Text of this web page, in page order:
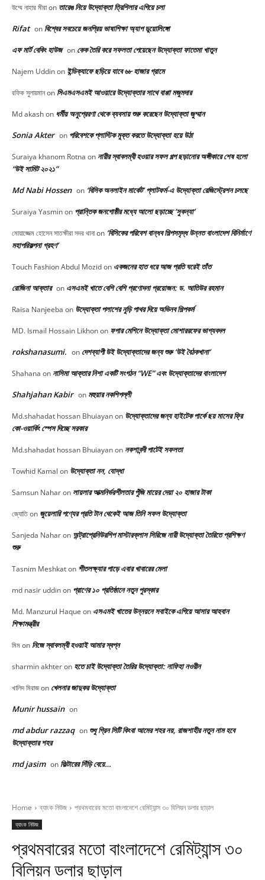
উম্মে নাহার মীরাon তারেঙ নিয়ে উদ্যোক্তা ত্রিশিলার এগিয়ে চলা
Rifat on বিশ্বের সবচেয়ে জনপ্রিয় ভাষাশিক্ষা অ্যাপ ডুয়োলিঙ্গো
এফ মার্ট বেকিং হাউজ on কেক তৈরি করে সফলতা পেয়েছেন উদ্যোক্তা ফাতেমা খাতুন
Najem Uddinon ইন্ডিক্যাফে ছড়িয়ে যাবে ৬৮ হাজার গ্রামে
রফিক সুলায়মানon সিএমএসএমই আওয়ারে উদ্যোক্তার সাথে বাপ্পা মজুমদার
Md akashon ধর্মীয় অনুপ্রেরণা থেকে ব্যবসায় শুরু করেছেন উদ্যোক্তা জুম্মান
Sonia Akter on পরিবেশকে প্লাস্টিক মুক্ত করতে উদ্যোক্তা হয়ে উঠা
Suraiya khanom Rotna on নারীর স্বাবলম্বী হওয়ার সফল গল্প ছড়ানোর অঙ্গীকারে শেষ হলো
“উই সামিট ২০২১”
Md Nabi Hossen on ‘বিসিক অনলাইন মার্কেট’ প্লাটফর্ম-এ উদ্যোক্তা রেজিস্ট্রেশন চলছে
Suraiya Yasminon প্রান্তিক জনগোষ্ঠীর মধ্যে আলো ছড়াচ্ছে ‘সুকন্যা’
মোয়াজ্জেম হোসেন সাতক্ষীরা সদর থানাon ‘বিসিকের পরিবেশ বান্ধব শিল্পসমৃদ্ধ উন্নত বাংলাদেশ বিনির্মাণে
মহাপরিকল্পনা গ্রহণ’
Touch Fashion Abdul Mozidon একজনের হাত ধরে আজ প্রতি ঘরেই তাঁত
রোজিনা আক্তার on এসএমই খাতে বেশি বেশি প্রণোদনা প্রয়োজন: ড. আতিউর রহমান
Raisa Nanjeeba on উদ্যোক্তা পলাশের নুড়ি পাথর দিয়ে অভিনব শিল্পকর্ম
MD. Ismail Hossain Likhonon ফগার মেশিনে উদ্যোক্তা মোশাররফের ভাগ্যবদল
rokshanasumi. on দেশব্যাপী উই উদ্যোক্তাদের জন্য শুরু ‘উই বৈঠকখানা’
Shahana on নাসিমা আক্তার নিশা একটি সংগঠন “WE” এবং উদ্যোক্তাদের বাংলাদেশ
Shahjahan Kabir on মহুয়ার নকশিপল্লী
Md.shahadat hossan Bhuiayanon উদ্যোক্তাদের জন্য হাইটেক পার্কে ছয় মাসের ফ্রি
কো-ওয়ার্কিং স্পেস দিচ্ছে সরকার
Md.shahadat hossan Bhuiayanon নকশাবন্দী পাটেই সফলতা
Towhid Kamal on উদ্যোক্তা নন, যোদ্ধা
Samsun Naharon লায়লার আত্মনির্ভরশীলতার পুঁজি মায়ের দেয়া ২০ হাজার টাকা
জ্যোতিon জুয়েলারি পণ্যের প্রতি টান থেকেই আজ তিনি সফল উদ্যোক্তা
Sanjeda Naharon অন্ট্রাপ্রেনিউরশিপ মাস্টারক্লাস সিরিজে নারী উদ্যোক্তা তৈরিতে প্রশিক্ষণ
শুরু
Tasnim Meshkaton শীতলক্ষ্যার পাড়ে এবার খাবারের মেলা
md nasir uddinon প্রাণের ১০ প্রতিষ্ঠানে নতুন পুরস্কার
Md. Manzurul Haque on এসএমই খাতের উন্নয়নে সবাইকে এগিয়ে আসার আহবান
শিক্ষামন্ত্রীর
মিমon নিজে স্বাবলম্বী হওয়াই আমার স্বপ্ন
sharmin akhteron হতে চাই উদ্যোক্তা তৈরির উদ্যোক্তা: নাফিহা নওরীন
খালিদ মিরাজon খেলনার জাদুকর উদ্যোক্তা
Munir hussain on
md abdur razzaq on শুধু গ্রিন সিটি কিংবা আমের শহর নয়, রাজশাহীর নতুন নাম হবে
উদ্যোক্তার শহর
md jasim on ফিল্টারের সিঁড়ি বেয়ে…